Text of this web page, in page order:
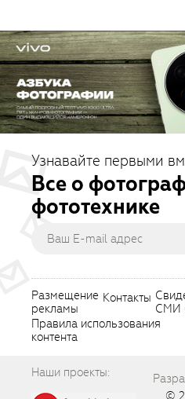
Узнавайте первыми
Все о
фототехнике
Размещение
рекламы
Контакты
СМИ
Правила использования
контента
Наши проекты:
©